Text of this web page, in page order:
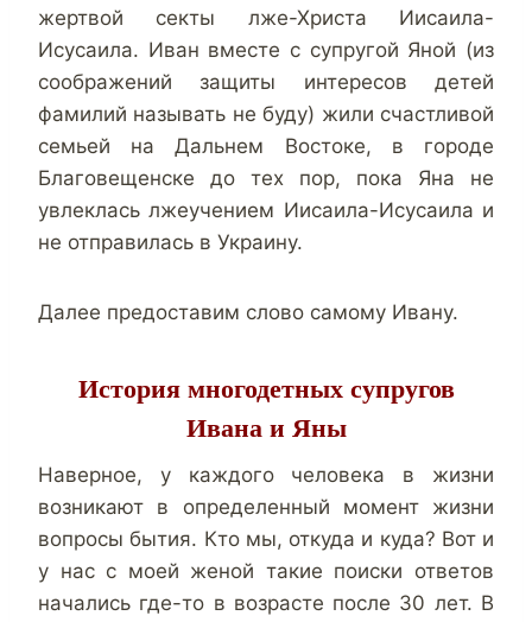
жертвой секты лже-Христа Иисаила-
Исусаила. Иван вместе с супругой Яной (из
соображений защиты интересов детей
фамилий называть не буду) жили счастливой
семьей на Дальнем Востоке, в городе
Благовещенске до тех пор, пока Яна не
увлеклась лжеучением Иисаила-Исусаила и
не отправилась в Украину.
Далее предоставим слово самому Ивану.
История многодетных супругов
Ивана и Яны
Наверное, у каждого человека в жизни
возникают в определенный момент жизни
вопросы бытия. Кто мы, откуда и куда? Вот и
у нас с моей женой такие поиски ответов
начались где-то в возрасте после 30 лет. В